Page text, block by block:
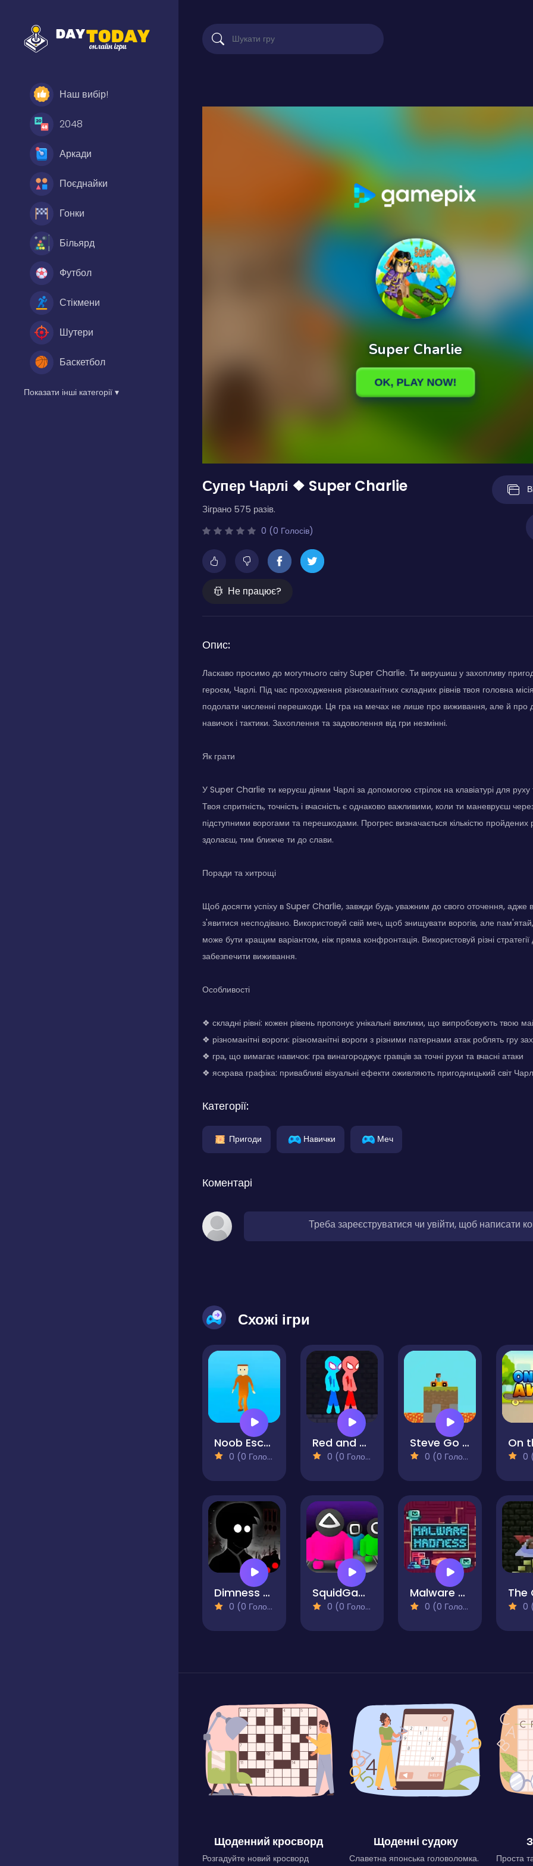
Наш вибір!
2048
Аркади
Поєднайки
Гонки
Більярд
Футбол
Стікмени
Шутери
Баскетбол
Показати інші категорії ▾
Супер Чарлі ❖ Super Charlie
Зіграно 575 разів.
0 (0 Голосів)
Не працює?
Опис:
Ласкаво просимо до могутнього світу Super Charlie. Ти вирушиш у захопливу
героєм, Чарлі. Під час проходження різноманітних складних рівнів твоя головна
подолати численні перешкоди. Ця гра на мечах не лише про виживання, але й про
навичок і тактики. Захоплення та задоволення від гри незмінні.
Як грати
У Super Charlie ти керуєш діями Чарлі за допомогою стрілок на клавіатурі для руху
Твоя спритність, точність і вчасність є однаково важливими, коли ти маневруєш
підступними ворогами та перешкодами. Прогрес визначається кількістю пройдених
здолаєш, тим ближче ти до слави.
Поради та хитрощі
Щоб досягти успіху в Super Charlie, завжди будь уважним до свого оточення, адже
з'явитися несподівано. Використовуй свій меч, щоб знищувати ворогів, але
може бути кращим варіантом, ніж пряма конфронтація. Використовуй різні стратегії
забезпечити виживання.
Особливості
❖ складні рівні: кожен рівень пропонує унікальні виклики, що випробовують твою
❖ різноманітні вороги: різноманітні вороги з різними патернами атак роблять гру
❖ гра, що вимагає навичок: гра винагороджує гравців за точні рухи та вчасні атаки
❖ яскрава графіка: привабливі візуальні ефекти оживляють пригодницький світ
Категорії:
Пригоди Навички Меч
Коментарі
Треба зареєструватися чи увійти, щоб написати
Схожі ігри
Noob Escape 3D
0 (0 Голосів)
Red and Blue Stickman Rope
0 (0 Голосів)
Steve Go Kart Portal
0 (0 Голосів) 0
Dimness - The Dark World Endless Runner Game
0 (0 Голосів)
SquidGame.io
0 (0 Голосів)
Malware Madness
0 (0 Голосів)
The
0
Щоденний кросворд
Розгадуйте новий кросворд
Щоденні судоку
Славетна японська головоломка.
Проста